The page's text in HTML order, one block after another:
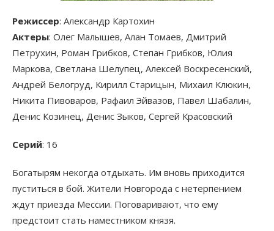
Режиссер: Александр Картохин
Актеры: Олег Малышев, Алан Томаев, Дмитрий
Петрухин, Роман Грибков, Степан Грибков, Юлия
Маркова, Светлана Шелупец, Алексей Воскресенский,
Андрей Белогруд, Кирилл Старицын, Михаил Клюкин,
Никита Пивоваров, Рафаил Эйвазов, Павел Шабалин,
Денис Козинец, Денис Зыков, Сергей Красовский
Серий: 16
Богатырям некогда отдыхать. Им вновь приходится
пуститься в бой. Жители Новгорода с нетерпением
ждут приезда Мессии. Поговаривают, что ему
предстоит стать наместником князя.